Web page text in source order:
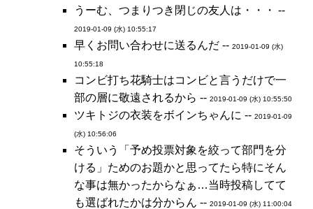
うーむ、つまりつき閉じの友人は・・・ --
2019-01-09 (水) 10:55:17
早くお問い合わせに送るんだ -- 2019-01-09 (水)
10:55:18
コンビ打ち花騎士はコンビと言うだけで一
部の層に敬遠されるから -- 2019-01-09 (水) 10:55:50
ツキトジの衣装をボインちゃんに -- 2019-01-09
(水) 10:56:06
そういう「予め投票対象を絞って部門を分
ける」ためのお題かと思ってたら特にそん
な事は無かったからなぁ…当時投稿してて
も選ばれたかは分からん -- 2019-01-09 (水) 11:00:04